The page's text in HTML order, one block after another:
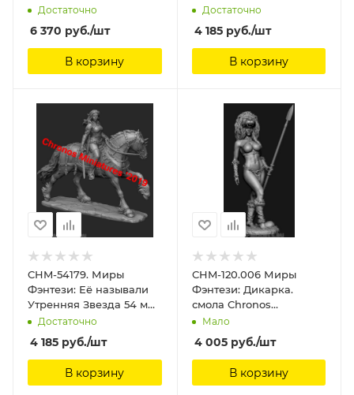
Материал - смола.
Chronos Miniatures, 75
мм
Достаточно
6 370 руб./шт
В корзину
Материал - смола.
Chronos Miniatures, 54
мм
Достаточно
4 185руб./шт
В корзину
CHM-54179. Миры
Фэнтези: Её называли
Утренняя Звезда 54 мм.
Материал - смола.
Chronos Miniatures, 54
мм
Достаточно
4 185 руб./шт
В корзину
CHM-120.006 Миры
Фэнтези: Дикарка.
смола Chronos
Miniatures, 120 мм
Мало
4 005руб./шт
В корзину